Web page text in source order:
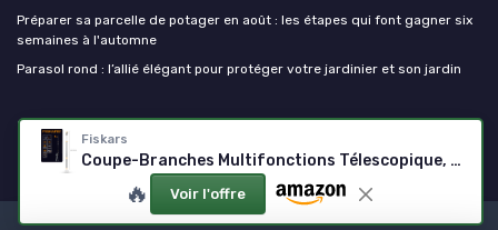
Fiskars
Coupe-Branches Multifonctions Télescopique, pour Bois vert et Rameaux, Revêtement antiadhésif, Lame en acier/manche en aluminium, longueur 2,4 - 4 m, noir/orange, UPX86, 1023624
🔥 Voir l'offre
Préparer sa parcelle de potager en août : les étapes qui font gagner six
semaines à l'automne
Parasol rond : l’allié élégant pour protéger votre jardinier et son jardin
Outils de jardinage